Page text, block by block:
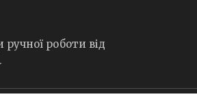
роботи від